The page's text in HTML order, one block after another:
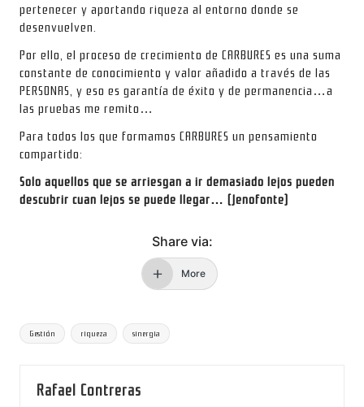
pertenecer y aportando riqueza al entorno donde se
desenvuelven.
Por ello, el proceso de crecimiento de CARBURES es una suma
constante de conocimiento y valor añadido a través de las
PERSONAS, y eso es garantía de éxito y de permanencia…a
las pruebas me remito…
Para todos los que formamos CARBURES un pensamiento
compartido:
Solo aquellos que se arriesgan a ir demasiado lejos pueden
descubrir cuan lejos se puede llegar… (Jenofonte)
Share via:
More
Tags:
Gestión riqueza sinergia
Rafael Contreras